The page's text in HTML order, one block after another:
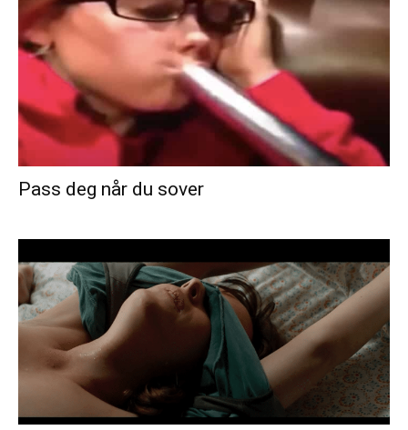
Pass deg når du sover